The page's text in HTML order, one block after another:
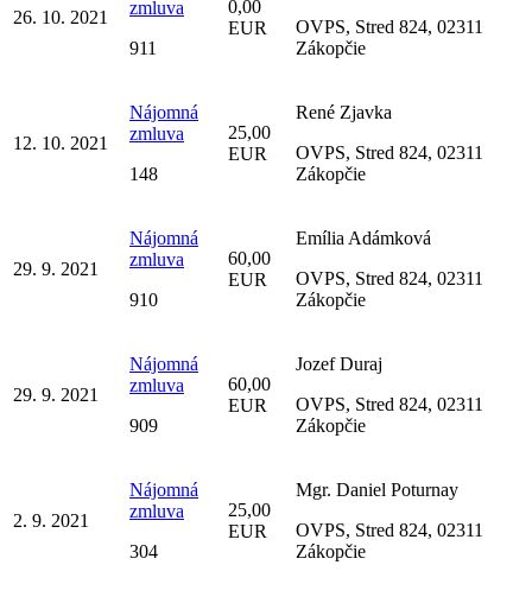
26. 10. 2021
zmluva
911
0,00
EUR
OVPS, Stred 824, 02311
Zákopčie
12. 10. 2021
Nájomná
zmluva
148
25,00
EUR
René Zjavka
OVPS, Stred 824, 02311
Zákopčie
29. 9. 2021
Nájomná
zmluva
910
60,00
EUR
Emília Adámková
OVPS, Stred 824, 02311
Zákopčie
29. 9. 2021
Nájomná
zmluva
909
60,00
EUR
Jozef Duraj
OVPS, Stred 824, 02311
Zákopčie
2. 9. 2021
Nájomná
zmluva
304
25,00
EUR
Mgr. Daniel Poturnay
OVPS, Stred 824, 02311
Zákopčie